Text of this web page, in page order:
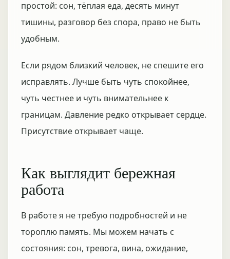
простой: сон, тёплая еда, десять минут
тишины, разговор без спора, право не быть
удобным.
Если рядом близкий человек, не спешите его
исправлять. Лучше быть чуть спокойнее,
чуть честнее и чуть внимательнее к
границам. Давление редко открывает сердце.
Присутствие открывает чаще.
Как выглядит бережная
работа
В работе я не требую подробностей и не
тороплю память. Мы можем начать с
состояния: сон, тревога, вина, ожидание,